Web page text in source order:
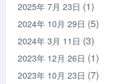
2025年 7月 23日 (1)
2024年 10月 29日 (5)
2024年 3月 11日 (3)
2023年 12月 26日 (1)
2023年 10月 23日 (7)